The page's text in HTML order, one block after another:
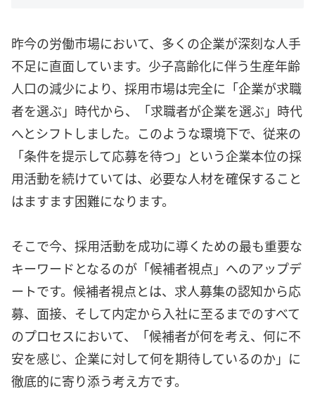
昨今の労働市場において、多くの企業が深刻な人手
不足に直面しています。少子高齢化に伴う生産年齢
人口の減少により、採用市場は完全に「企業が求職
者を選ぶ」時代から、「求職者が企業を選ぶ」時代
へとシフトしました。このような環境下で、従来の
「条件を提示して応募を待つ」という企業本位の採
用活動を続けていては、必要な人材を確保すること
はますます困難になります。
そこで今、採用活動を成功に導くための最も重要な
キーワードとなるのが「候補者視点」へのアップデ
ートです。候補者視点とは、求人募集の認知から応
募、面接、そして内定から入社に至るまでのすべて
のプロセスにおいて、「候補者が何を考え、何に不
安を感じ、企業に対して何を期待しているのか」に
徹底的に寄り添う考え方です。